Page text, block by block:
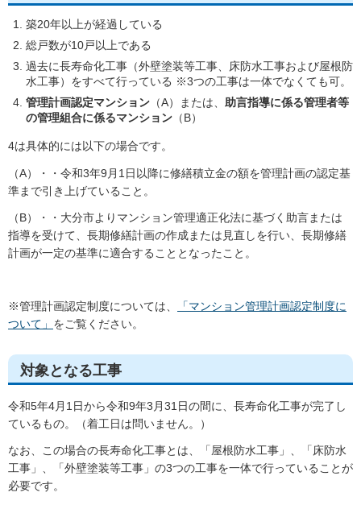
築20年以上が経過している
総戸数が10戸以上である
過去に長寿命化工事（外壁塗装等工事、床防水工事および屋根防
水工事）をすべて行っている ※3つの工事は一体でなくても可。
管理計画認定マンション （A）または、 助言指導に係る管理者等
の管理組合に係るマンション （B）
4は具体的には以下の場合です。
（A）・・令和3年9月1日以降に修繕積立金の額を管理計画の認定基
準まで引き上げていること。
（B）・・大分市よりマンション管理適正化法に基づく助言または
指導を受けて、長期修繕計画の作成または見直しを行い、長期修繕
計画が一定の基準に適合することとなったこと。
※管理計画認定制度については、
「マンション管理計画認定制度に
ついて」 をご覧ください。
対象となる工事
令和5年4月1日から令和9年3月31日の間に、長寿命化工事が完了し
ているもの。（着工日は問いません。）
なお、この場合の長寿命化工事とは、「屋根防水工事」、「床防水
工事」、「外壁塗装等工事」の3つの工事を一体で行っていることが
必要です。